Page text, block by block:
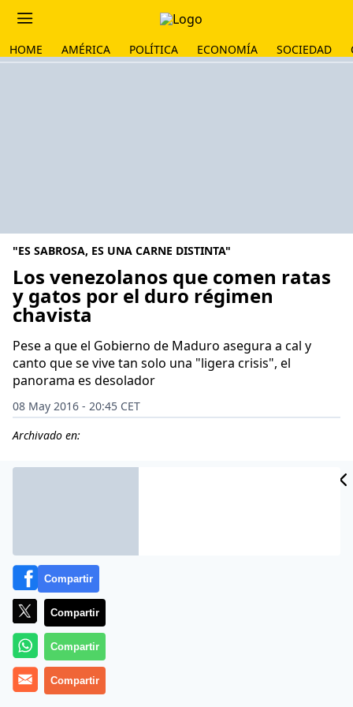
HOME AMÉRICA POLÍTICA ECONOMÍA SOCIEDAD
"ES SABROSA, ES UNA CARNE DISTINTA"
Los venezolanos que comen ratas
y gatos por el duro régimen
chavista
Pese a que el Gobierno de Maduro asegura a cal y
canto que se vive tan solo una "ligera crisis", el
panorama es desolador
08 May 2016 - 20:45 CET
Archivado en:
La declaración de emergencia alimentaria formulada
Compartir
Compartir
Compartir
Compartir